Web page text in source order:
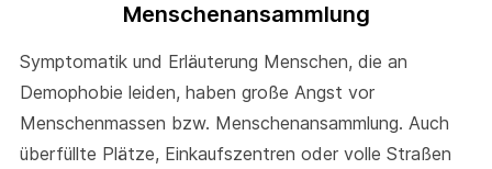
Menschenansammlung
Symptomatik und Erläuterung Menschen, die an
Demophobie leiden, haben große Angst vor
Menschenmassen bzw. Menschenansammlung. Auch
überfüllte Plätze, Einkaufszentren oder volle Straßen